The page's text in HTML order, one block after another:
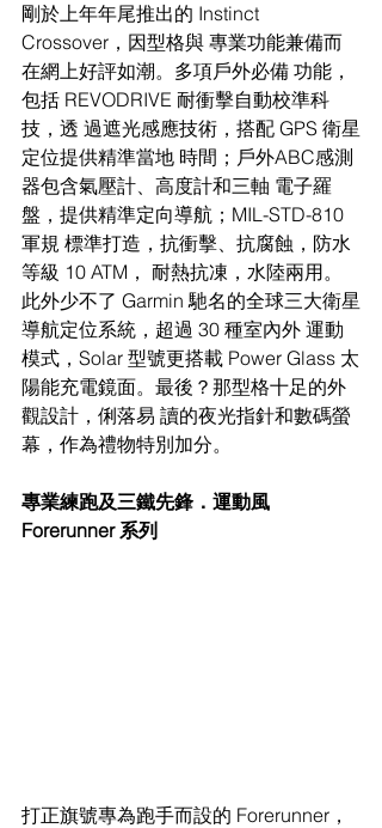
剛於上年年尾推出的 Instinct
Crossover，因型格與 專業功能兼備而
在網上好評如潮。多項戶外必備 功能，
包括 REVODRIVE 耐衝擊自動校準科
技，透 過遮光感應技術，搭配 GPS 衛星
定位提供精準當地 時間；戶外ABC感測
器包含氣壓計、高度計和三軸 電子羅
盤，提供精準定向導航；MIL-STD-810
軍規 標準打造，抗衝擊、抗腐蝕，防水
等級 10 ATM， 耐熱抗凍，水陸兩用。
此外少不了 Garmin 馳名的全球三大衛星
導航定位系統，超過 30 種室內外 運動
模式，Solar 型號更搭載 Power Glass 太
陽能充電鏡面。最後？那型格十足的外
觀設計，俐落易 讀的夜光指針和數碼螢
幕，作為禮物特別加分。
專業練跑及三鐵先鋒．運動風
Forerunner 系列
打正旗號專為跑手而設的 Forerunner，